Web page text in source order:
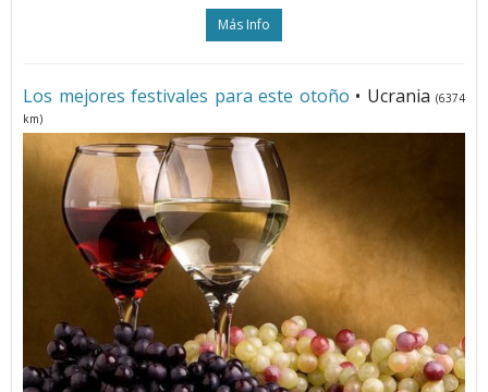
Más Info
Los mejores festivales para este otoño • Ucrania (6374
km)